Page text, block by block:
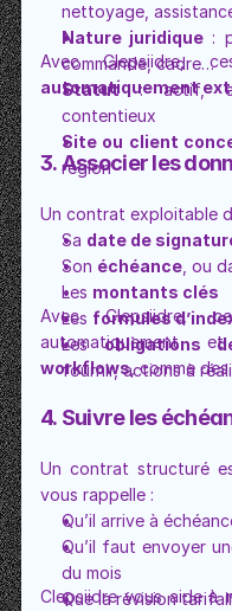
nettoyage,
Nature juridique :
commande, cadre…
Statut : actif,
contentieux
Site ou client
région
automatiquement
3. Associer les
Un contrat exploitable
Sa date de
Son échéance , ou
Les montants clés
Les formules
Les obligations
fournir, actions à
Avec Clepsiidre,
workflows, comme
4. Suivre les
Un contrat structuré
vous rappelle :
Qu’il arrive à
Qu’il faut envoyer
du mois
Que la révision
Clepsiidre vous aide à